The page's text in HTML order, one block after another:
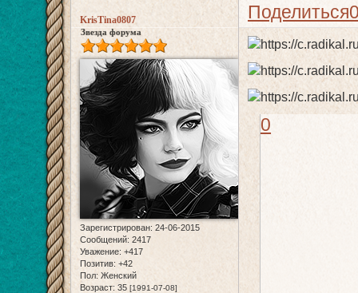
Поделиться
KrisTina0807
Звезда форума
Зарегистрирован: 24-06-2015
Сообщений: 2417
Уважение: +417
Позитив: +42
Пол: Женский
Возраст: 35 [1991-07-08]
0